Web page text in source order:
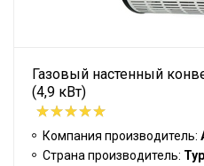
Газовый настенный
(4,9 кВт)
Компания производитель:
Страна производитель: